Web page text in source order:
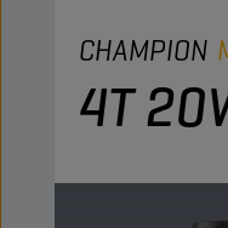
CHAMPION
4T